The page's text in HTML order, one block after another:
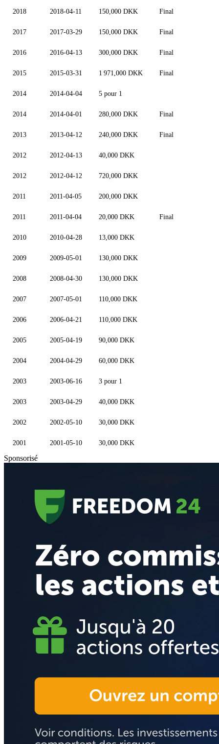
2018 2018-04-11 150,000 DKK Final
2017 2017-03-29 150,000 DKK Final
2016 2016-04-13 300,000 DKK Final
2015 2015-03-31 1 971,000 DKK Final
2014 2014-04-04 5 pour 1
2014 2014-04-01 280,000 DKK Final
2013 2013-04-12 240,000 DKK Final
2012 2012-04-13 40,000 DKK
2012 2012-04-12 720,000 DKK
2011 2011-04-05 200,000 DKK
2011 2011-04-04 20,000 DKK Final
2010 2010-04-28 13,000 DKK
2009 2009-05-01 130,000 DKK
2008 2008-04-30 130,000 DKK
2007 2007-05-01 110,000 DKK
2006 2006-04-21 110,000 DKK
2005 2005-04-19 90,000 DKK
2004 2004-04-29 60,000 DKK
2003 2003-06-16 3 pour 1
2003 2003-04-29 40,000 DKK
2002 2002-05-10 30,000 DKK
2001 2001-05-10 30,000 DKK
Sponsorisé